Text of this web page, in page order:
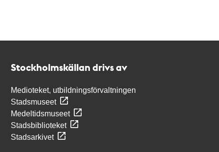
Stockholmskällan drivs av
Medioteket, utbildningsförvaltningen
Stadsmuseet
Medeltidsmuseet
Stadsbiblioteket
Stadsarkivet